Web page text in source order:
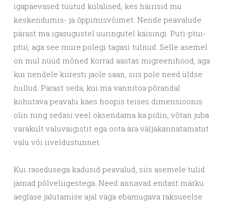
igapäevased tüütud külalised, kes häirisid mu
keskendumis- ja õppimisvõimet. Nende peavalude
pärast ma igasugustel uuringutel käisingi. Puti-ptui-
ptui, aga see mure polegi tagasi tulnud. Selle asemel
on mul nüüd mõned korrad aastas migreenihood, aga
kui nendele kiiresti jaole saan, siis pole need üldse
hullud. Pärast seda, kui ma vannitoa põrandal
kohutava peavalu käes hoopis teises dimensioonis
olin ning sedasi veel oksendama ka pidin, võtan juba
varakult valuvaigistit ega oota ära väljakannatamatut
valu või iiveldustunnet.
Kui rasedusega kadusid peavalud, siis asemele tulid
jamad põlveliigestega. Need annavad endast märku
aeglase jalutamise ajal väga ebamugava raksueelse